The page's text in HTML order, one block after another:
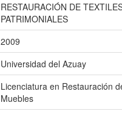
RESTAURACIÓN DE
PATRIMONIALES
2009
Universidad del Azuay
Licenciatura en Restauración
Muebles